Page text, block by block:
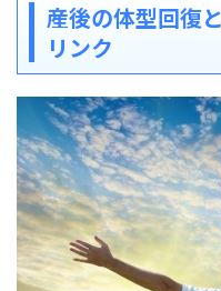
産後の体型回復
リンク